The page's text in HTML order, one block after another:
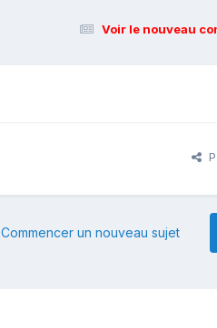
Voir le nouveau
Commencer un nouveau sujet